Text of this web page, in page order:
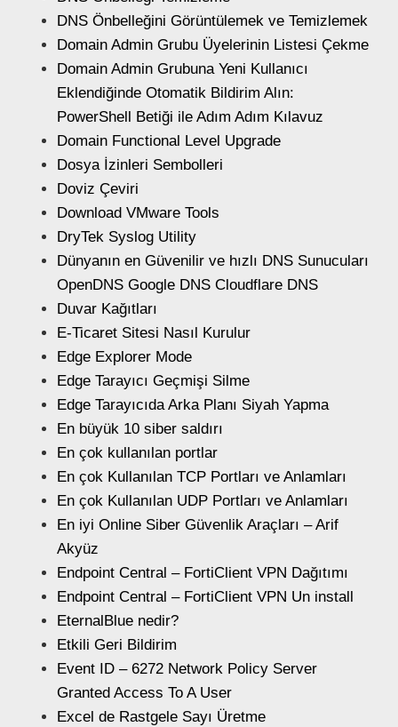
DNS Önbelleğini Görüntülemek ve Temizlemek
Domain Admin Grubu Üyelerinin Listesi Çekme
Domain Admin Grubuna Yeni Kullanıcı
Eklendiğinde Otomatik Bildirim Alın:
PowerShell Betiği ile Adım Adım Kılavuz
Domain Functional Level Upgrade
Dosya İzinleri Sembolleri
Doviz Çeviri
Download VMware Tools
DryTek Syslog Utility
Dünyanın en Güvenilir ve hızlı DNS Sunucuları
OpenDNS Google DNS Cloudflare DNS
Duvar Kağıtları
E-Ticaret Sitesi Nasıl Kurulur
Edge Explorer Mode
Edge Tarayıcı Geçmişi Silme
Edge Tarayıcıda Arka Planı Siyah Yapma
En büyük 10 siber saldırı
En çok kullanılan portlar
En çok Kullanılan TCP Portları ve Anlamları
En çok Kullanılan UDP Portları ve Anlamları
En iyi Online Siber Güvenlik Araçları – Arif
Akyüz
Endpoint Central – FortiClient VPN Dağıtımı
Endpoint Central – FortiClient VPN Un install
EternalBlue nedir?
Etkili Geri Bildirim
Event ID – 6272 Network Policy Server
Granted Access To A User
Excel de Rastgele Sayı Üretme